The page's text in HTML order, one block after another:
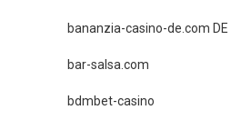
bananzia-casino-de.com DE
bar-salsa.com
bdmbet-casino